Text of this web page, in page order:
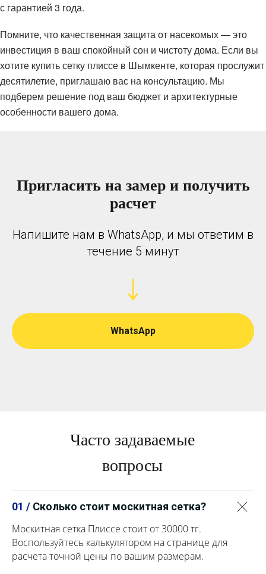
с гарантией 3 года.
Помните, что качественная защита от насекомых — это
инвестиция в ваш спокойный сон и чистоту дома. Если вы
хотите купить сетку плиссе в Шымкенте, которая прослужит
десятилетие, приглашаю вас на консультацию. Мы
подберем решение под ваш бюджет и архитектурные
особенности вашего дома.
Пригласить на замер и получить
расчет
Напишите нам в WhatsApp, и мы ответим в
течение 5 минут
WhatsApp
Часто задаваемые
вопросы
01 / Сколько стоит москитная сетка?
Москитная сетка Плиссе стоит от 30000 тг.
Воспользуйтесь калькулятором на странице для
расчета точной цены по вашим размерам.